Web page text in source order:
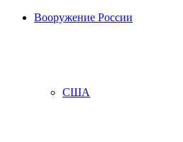
Вооружение России
США